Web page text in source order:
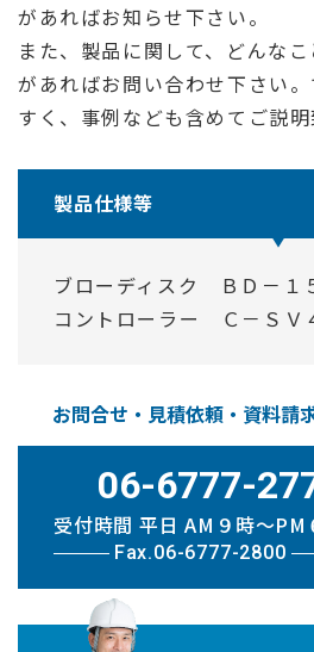
があればお知らせ下さい。
また、製品に関して、どんな
があればお問い合わせ下さい
すく、事例なども含めてご説明
製品仕様等
ブローディスク ＢＤ－
コントローラー Ｃ－Ｓ
お問合せ・見積依頼・資料請
06-6777-
受付時間 平日 AM９時〜PM
Fax.06-6777-2800